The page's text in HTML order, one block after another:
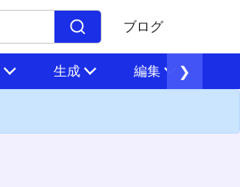
ブログ
生成 編集 ❯